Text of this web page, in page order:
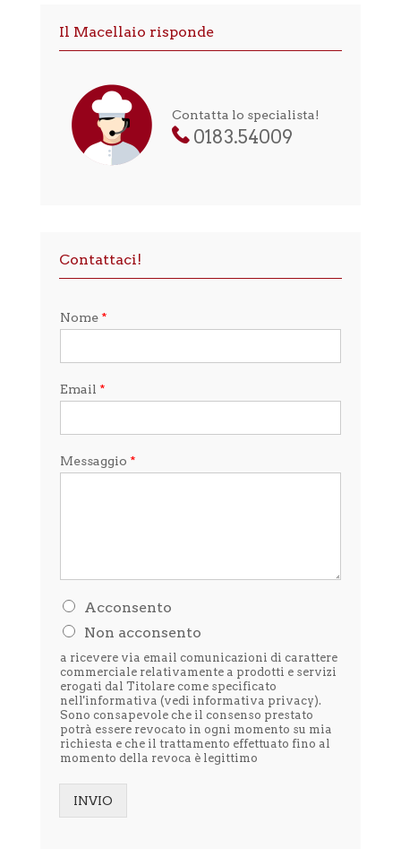
Il Macellaio risponde
Contatta lo specialista!
0183.54009
Contattaci!
Nome *
Email *
Messaggio *
H
l
e
t
t
o
l
i
n
f
r
Acconsento
Non acconsento
a ricevere via email comunicazioni di carattere
commerciale relativamente a prodotti e servizi
erogati dal Titolare come specificato
nell'informativa (vedi informativa privacy).
Sono consapevole che il consenso prestato
potrà essere revocato in ogni momento su mia
richiesta e che il trattamento effettuato fino al
momento della revoca è legittimo
INVIO